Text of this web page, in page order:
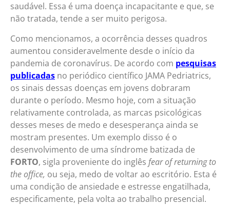
saudável. Essa é uma doença incapacitante e que, se
não tratada, tende a ser muito perigosa.
Como mencionamos, a ocorrência desses quadros
aumentou consideravelmente desde o início da
pandemia de coronavírus. De acordo com pesquisas
publicadas no periódico científico JAMA Pedriatrics,
os sinais dessas doenças em jovens dobraram
durante o período. Mesmo hoje, com a situação
relativamente controlada, as marcas psicológicas
desses meses de medo e desesperança ainda se
mostram presentes. Um exemplo disso é o
desenvolvimento de uma síndrome batizada de
FORTO, sigla proveniente do inglês fear of returning to
the office, ou seja, medo de voltar ao escritório. Esta é
uma condição de ansiedade e estresse engatilhada,
especificamente, pela volta ao trabalho presencial.